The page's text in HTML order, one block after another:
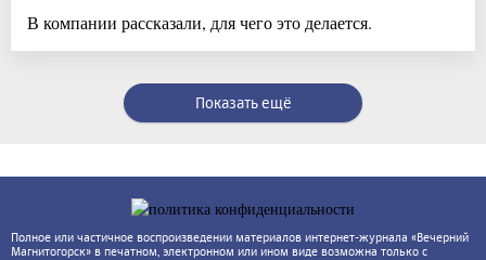
В компании рассказали, для чего это делается.
Показать ещё
Полное или частичное воспроизведении материалов интернет-журнала «Вечерний
Магнитогорск» в печатном, электронном или ином виде возможна только с